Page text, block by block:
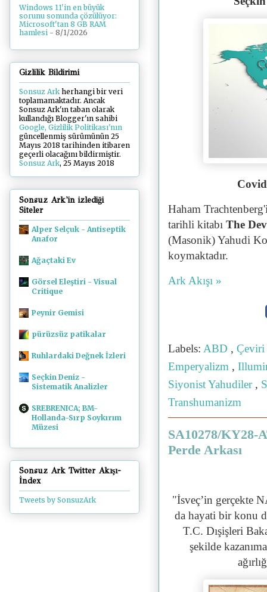
Haham
tarihli kitabı The
(Masonik) Yahudi
koymaktadır.
Ark Akışı »
Labels: ABD , Çeviri
Emperyalizm ,
Siyonist Yahudiler ,
Transhumanizm
SA10278/KY28-
Perde Arkası
"İsveç’in gerçekte
da hayati bir konu
T.C. Dışişleri
şekilde
Windows 11'in en büyük
sorunu sonunda çözülüyor:
Microsoft'tan 8 GB RAM
hamlesi - 8/1/2026
Gizlilik Bildirimi
Sonsuz Arkherhangi bir veri
toplamamaktadır. Ancak
Sonsuz Ark'ın taban olarak
kullandığı Blogger'ın sahibi
Google, Gizlilik Politikası'nın
güncellenmiş sürümünün 25
Mayıs 2018 tarihinden itibaren
geçerli olacağını bildirmiştir.
Sonsuz Ark, 25 Mayıs 2018
Sonsuz Ark'in izlediği
Siteler
Alper Selçuk - Antiseptik
Anafor
Ağaçtaki Ev
Görsel Eleştiri - Visual
Critique
Peynir Gemisi
pürüzsüz patikalar
Ruhlardaki Değnek İzleri
Seçkin Deniz -
Sistematik Analizler
SREBRENICA; BM-
Hollanda-Sırp Soykırım
Müzesi
Sonsuz Ark Twitter Akışı-
İndex
Tweets by SonsuzArk